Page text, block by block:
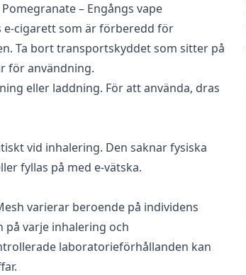
– Engångs vape
e-cigarett som är förberedd för
Ta bort transportskyddet som sitter på
för användning.
eller laddning. För att använda, dras
vid inhalering. Den saknar fysiska
fyllas på med e-vätska.
varierar beroende på individens
på varje inhalering och
laboratorieförhållanden kan